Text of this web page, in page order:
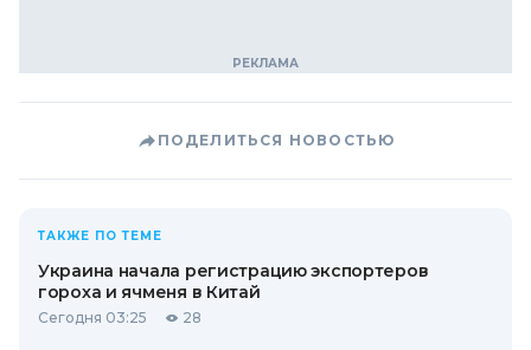
ПОДЕЛИТЬСЯ НОВОСТЬЮ
ТАКЖЕ ПО ТЕМЕ
Украина начала регистрацию экспортеров
гороха и ячменя в Китай
Сегодня 03:25 28